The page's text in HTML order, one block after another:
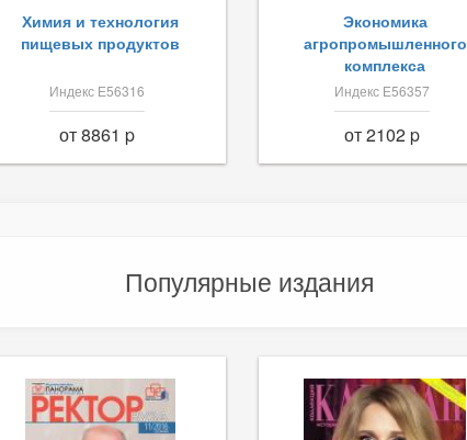
Химия и технология
пищевых продуктов
Индекс Е56316
от 8861 p
Экономика
агропромышленного
комплекса
Индекс Е56357
от 2102 p
Популярные издания